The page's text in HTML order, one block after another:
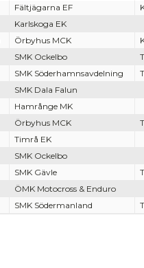
Fältjägarna EF
Karlskoga EK
Örbyhus MCK
SMK Ockelbo
SMK Söderhamnsavdelning
SMK Dala Falun
Hamrånge MK
Örbyhus MCK
Timrå EK
SMK Ockelbo
SMK Gävle
ÖMK Motocross & Enduro
SMK Södermanland